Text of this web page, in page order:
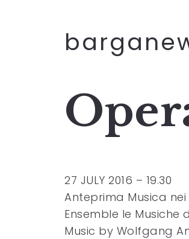
27 JULY 2016 – 19.30
Anteprima Musica nei
Ensemble le Musiche
Music by Wolfgang